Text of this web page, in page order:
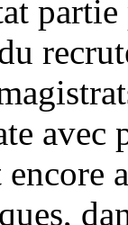
avec